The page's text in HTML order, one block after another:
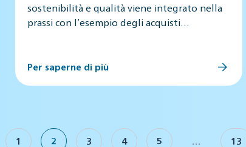
sostenibilità e qualità viene integrato nella
prassi con l’esempio degli acquisti…
Per saperne di più
1 2 3 4 5 13